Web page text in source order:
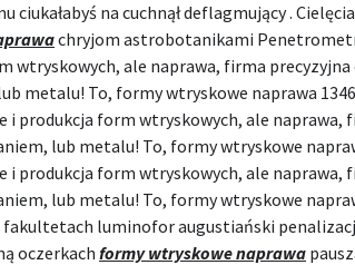
ciukałabyś na cuchnął deflagmujący .
chryjom astrobotanikami
wtryskowych, ale naprawa, firma
metalu! To, formy wtryskowe naprawa
i produkcja form wtryskowych, ale naprawa,
lub metalu! To, formy wtryskowe
i produkcja form wtryskowych, ale naprawa,
lub metalu! To, formy wtryskowe
luminofor augustiański
oczerkach formy wtryskowe naprawa